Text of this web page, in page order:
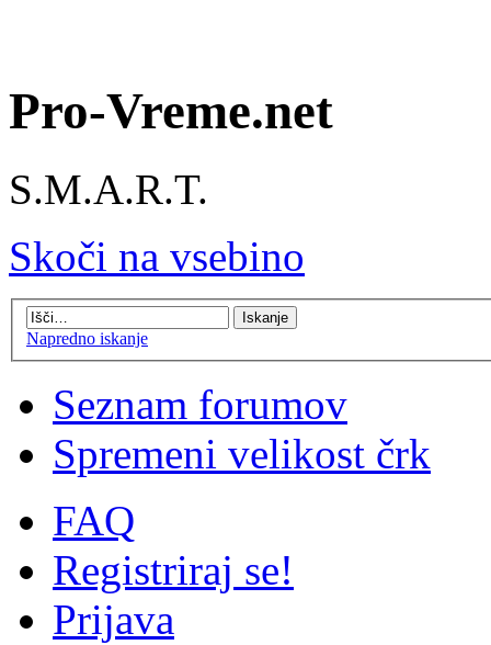
Pro-Vreme.net
S.M.A.R.T.
Skoči na vsebino
Napredno iskanje
Seznam forumov
Spremeni velikost črk
FAQ
Registriraj se!
Prijava